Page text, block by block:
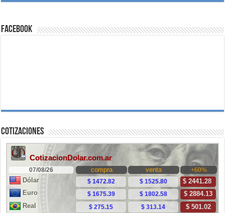
Facebook
Cotizaciones